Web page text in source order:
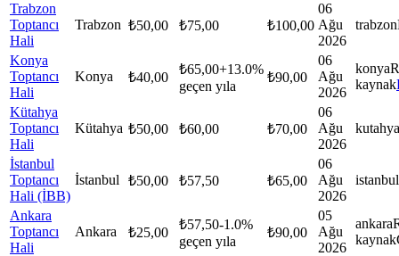
Trabzon
Toptancı
Hali
Trabzon ₺50,00 ₺75,00 ₺100,00
06
Ağu
2026
trabzon
Konya
Toptancı
Hali
Konya ₺40,00
₺65,00+13.0%
geçen yıla
₺90,00
06
Ağu
2026
konya
kaynak
Kütahya
Toptancı
Hali
Kütahya ₺50,00 ₺60,00 ₺70,00
06
Ağu
2026
kutahya
İstanbul
Toptancı
Hali (İBB)
İstanbul ₺50,00 ₺57,50 ₺65,00
06
Ağu
2026
istanbul
Ankara
Toptancı
Hali
Ankara ₺25,00
₺57,50-1.0%
geçen yıla
₺90,00
05
Ağu
2026
ankara
kaynak